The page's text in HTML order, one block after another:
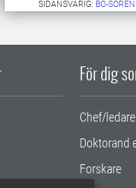
SIDANSVARIG: BO-
För dig
Chef/ledare
Doktorand
Forskare